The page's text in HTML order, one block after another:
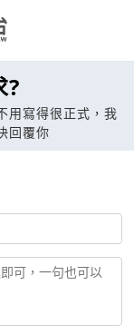
?
用寫得很正式，我
回覆你